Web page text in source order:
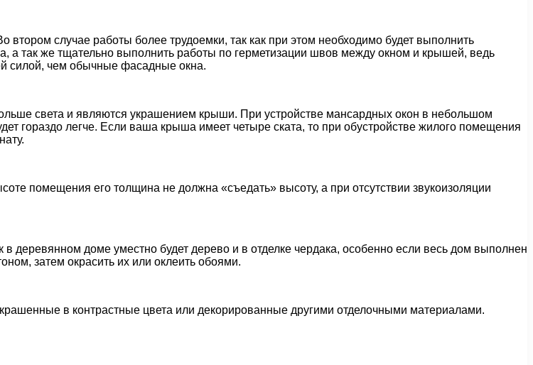
случае работы более трудоемки, так как при этом необходимо будет выполнить
а так же тщательно выполнить работы по герметизации швов между окном и крышей, ведь
силой, чем обычные фасадные окна.
света и являются украшением крыши. При устройстве мансардных окон в небольшом
гораздо легче. Если ваша крыша имеет четыре ската, то при обустройстве жилого помещения
помещения его толщина не должна «съедать» высоту, а при отсутствии звукоизоляции
деревянном доме уместно будет дерево и в отделке чердака, особенно если весь дом выполнен
затем окрасить их или оклеить обоями.
в контрастные цвета или декорированные другими отделочными материалами.